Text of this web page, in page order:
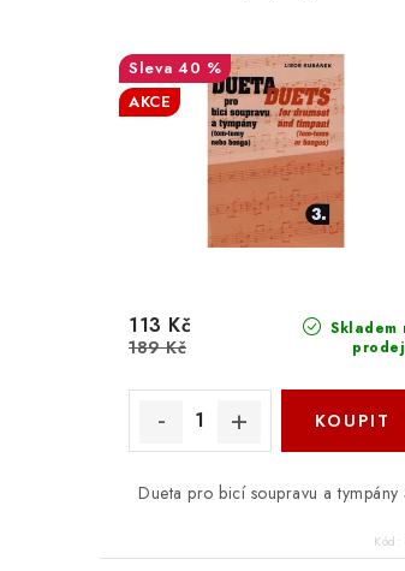
40 %
AKCE
Skladem
113 Kč
189 Kč
Dueta pro bicí soupravu a tympány
Kód: